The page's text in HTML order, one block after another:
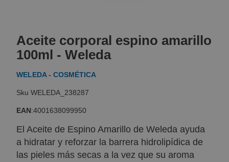
the
beginning
of
the
gallery
Aceite corporal espino amarillo
100ml - Weleda
WELEDA - COSMÉTICA
WELEDA_238287
EAN:4001638099950
El Aceite de Espino Amarillo de Weleda ayuda
a hidratar y reforzar la barrera hidrolipídica de
las pieles más secas a la vez que su aroma